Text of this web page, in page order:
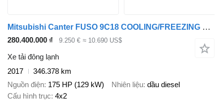
Mitsubishi Canter FUSO 9C18 COOLING/FREEZING DIESEL CARRIER EASYCOLD 7490KG
280.400.000 ₫ 9.250 € ≈ 10.690 US$
Xe tải đông lạnh
2017
346.378 km
Nguồn điện 175 HP (129 kW) Nhiên liệu dầu diesel
Cấu hình trục 4x2